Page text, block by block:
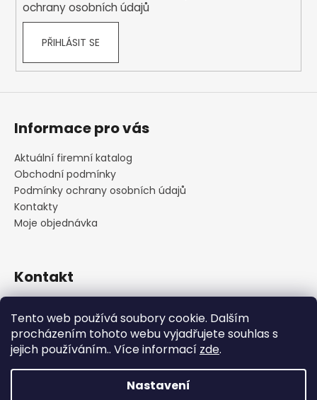
Tento web používá soubory cookie. Dalším
procházením tohoto webu vyjadřujete souhlas s
jejich používáním.. Více informací zde.
Nastavení
ochrany osobních údajů
PŘIHLÁSIT SE
Informace pro vás
Aktuální firemní katalog
Obchodní podmínky
Podmínky ochrany osobních údajů
Kontakty
Moje objednávka
Kontakt
+420 222 316 990
https://www.facebook.com/cskarlin